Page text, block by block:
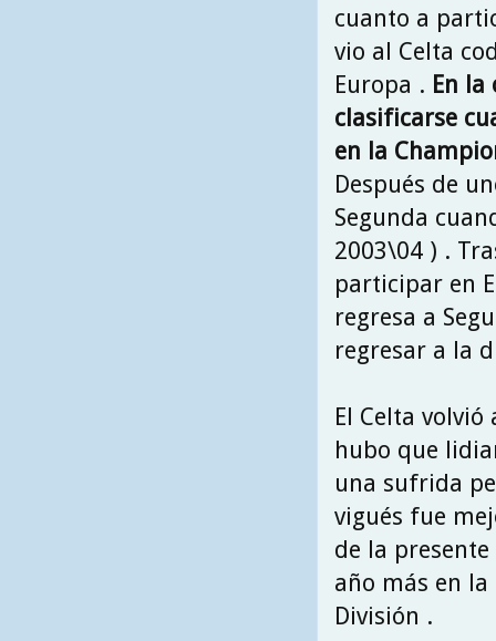
cuanto a
vio al Celta
Europa . En
clasificarse
en la
Después de
Segunda
2003\04 ) .
participar en
regresa a
regresar a la
El Celta
hubo que
una sufrida
vigués fue
de la
año más en
División .